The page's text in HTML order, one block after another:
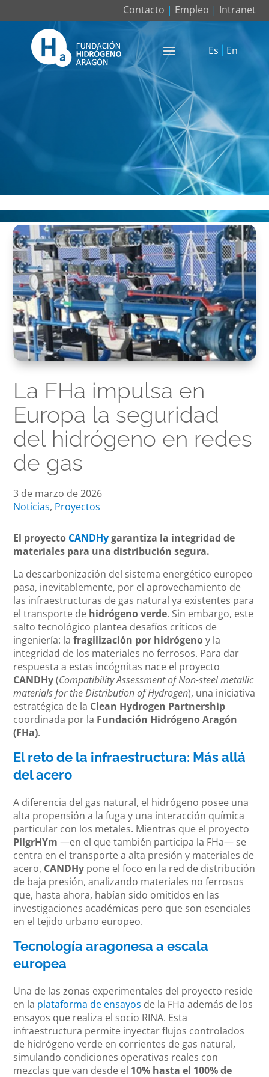
Contacto | Empleo | Intranet
Es En
La FHa impulsa en
Europa la seguridad
del hidrógeno en redes
de gas
3 de marzo de 2026
Noticias, Proyectos
El proyecto CANDHygarantiza la integridad de
materiales para una distribución segura.
La descarbonización del sistema energético europeo
pasa, inevitablemente, por el aprovechamiento de
las infraestructuras de gas natural ya existentes para
el transporte de hidrógeno verde. Sin embargo, este
salto tecnológico plantea desafíos críticos de
ingeniería: lafragilización por hidrógenoy la
integridad de los materiales no ferrosos. Para dar
respuesta a estas incógnitas nace el proyecto
CANDHy(Compatibility Assessment of Non-steel metallic
materials for the Distribution of Hydrogen), una iniciativa
estratégica de la Clean Hydrogen Partnership
coordinada por la Fundación Hidrógeno Aragón
(FHa).
El reto de la infraestructura: Más allá
del acero
A diferencia del gas natural, el hidrógeno posee una
alta propensión a la fuga y una interacción química
particular con los metales. Mientras que el proyecto
PilgrHYm —en el que también participa la FHa— se
centra en el transporte a alta presión y materiales de
acero, CANDHy pone el foco en la red de distribución
de baja presión, analizando materiales no ferrosos
que, hasta ahora, habían sido omitidos en las
investigaciones académicas pero que son esenciales
en el tejido urbano europeo.
Tecnología aragonesa a escala
europea
Una de las zonas experimentales del proyecto reside
en la plataforma de ensayos de la FHa además de los
ensayos que realiza el socio RINA. Esta
infraestructura permite inyectar flujos controlados
de hidrógeno verde en corrientes de gas natural,
simulando condiciones operativas reales con
mezclas que van desde el 10% hasta el 100% de